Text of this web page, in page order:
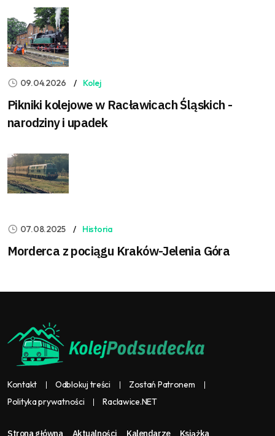
09.04.2026 Kolej
Pikniki kolejowe w Racławicach Śląskich -
narodziny i upadek
07.08.2025 Historia
Morderca z pociągu Kraków-Jelenia Góra
Kontakt Odblokuj treści
Zostań Patronem
Polityka prywatności
Raclawice.NET